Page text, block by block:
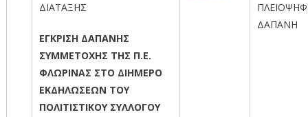
ΔΙΑΤΑΞΗΣ
ΕΓΚΡΙΣΗ ΔΑΠΑΝΗΣ
ΣΥΜΜΕΤΟΧΗΣ ΤΗΣ Π.Ε.
ΦΛΩΡΙΝΑΣ ΣΤΟ ΔΙΗΜΕΡΟ
ΕΚΔΗΛΩΣΕΩΝ ΤΟΥ
ΠΟΛΙΤΙΣΤΙΚΟΥ ΣΥΛΛΟΓΟΥ
ΔΑΠΑΝΗ